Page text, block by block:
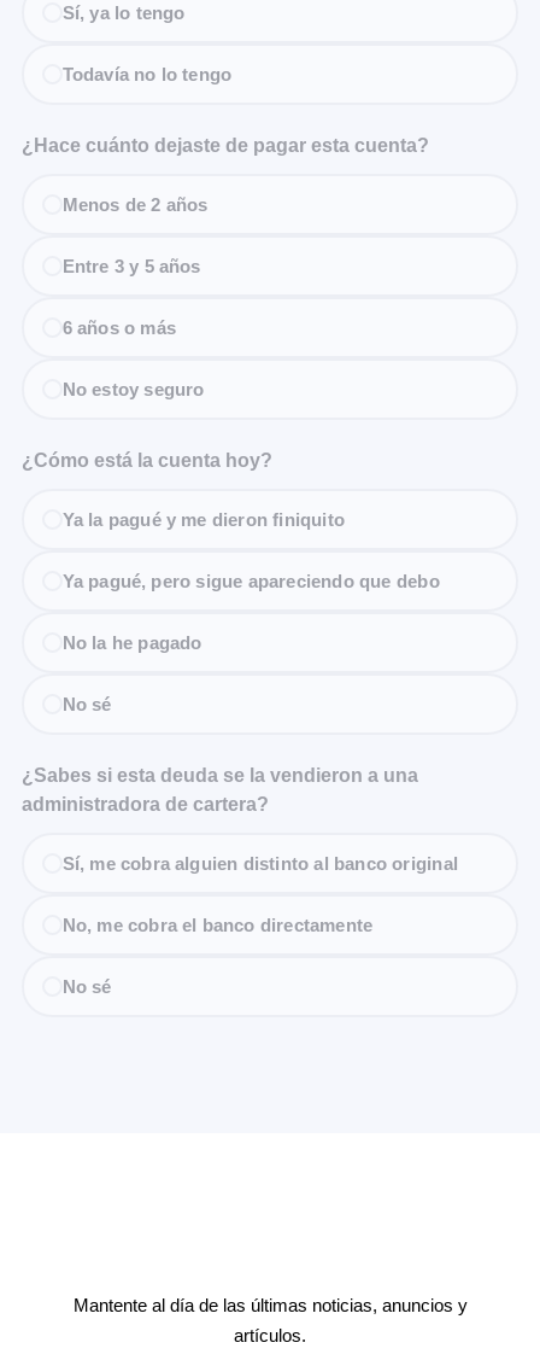
Sí, ya lo tengo
Todavía no lo tengo
¿Hace cuánto dejaste de pagar esta cuenta?
Menos de 2 años
Entre 3 y 5 años
6 años o más
No estoy seguro
¿Cómo está la cuenta hoy?
Ya la pagué y me dieron finiquito
Ya pagué, pero sigue apareciendo que debo
No la he pagado
No sé
¿Sabes si esta deuda se la vendieron a una
administradora de cartera?
Sí, me cobra alguien distinto al banco original
No, me cobra el banco directamente
No sé
Mantente al día de las últimas noticias, anuncios y
artículos.